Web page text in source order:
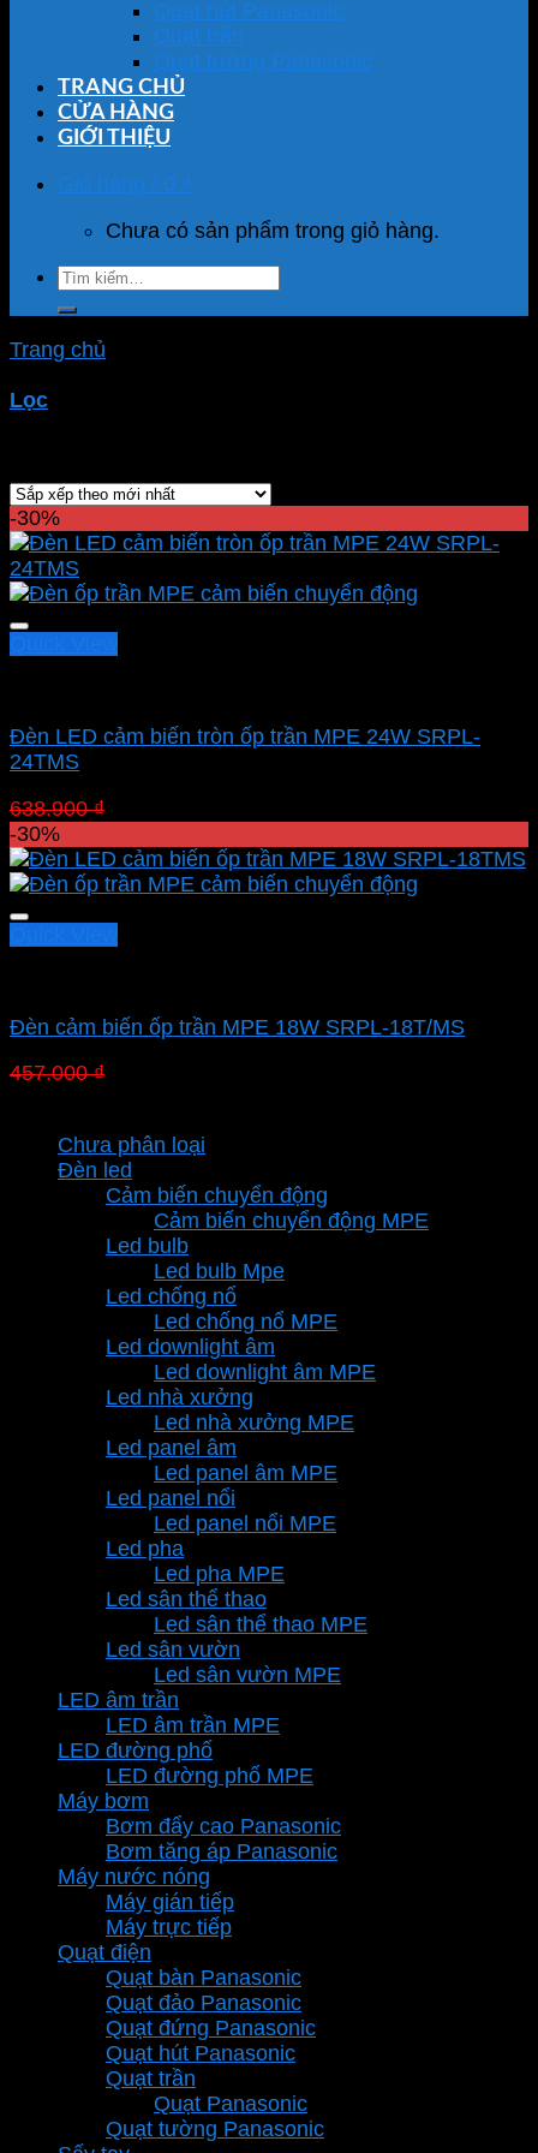
Quạt hút Panasonic
Quạt trần
Quạt tường Panasonic
TRANG CHỦ
CỬA HÀNG
GIỚI THIỆU
Giỏ hàng / 0 ₫
Chưa có sản phẩm trong giỏ hàng.
Tìm
kiếm:
Trang chủ
Lọc
-30%
Đèn LED cảm biến tròn ốp trần MPE 24W SRPL-
24TMS
638.900₫
là:
638.900 ₫.
tại
là:
-30%
Đèn cảm biến ốp trần MPE 18W SRPL-18T/MS
457.000₫
457.000 ₫.là:
Chưa phân loại
Đèn led
Cảm biến chuyển động
Cảm biến chuyển động MPE
Led bulb
Led bulb Mpe
Led chống nổ
Led chống nổ MPE
Led downlight âm
Led downlight âm MPE
Led nhà xưởng
Led nhà xưởng MPE
Led panel âm
Led panel âm MPE
Led panel nổi
Led panel nổi MPE
Led pha
Led pha MPE
Led sân thể thao
Led sân thể thao MPE
Led sân vườn
Led sân vườn MPE
LED âm trần
LED âm trần MPE
LED đường phố
LED đường phố MPE
Máy bơm
Bơm đẩy cao Panasonic
Bơm tăng áp Panasonic
Máy nước nóng
Máy gián tiếp
Máy trực tiếp
Quạt điện
Quạt bàn Panasonic
Quạt đảo Panasonic
Quạt đứng Panasonic
Quạt hút Panasonic
Quạt trần
Quạt Panasonic
Quạt tường Panasonic